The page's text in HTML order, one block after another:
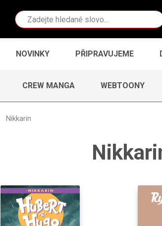
Vyhledávání
NOVINKY PŘIPRAVUJEME
CREW MANGA WEBTOONY
Nikkarin